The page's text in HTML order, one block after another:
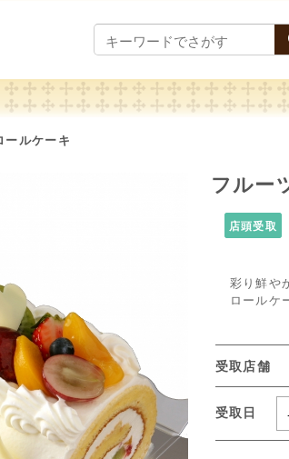
ールケーキ
フルー
店頭受取
彩り鮮や
ロールケ
受取店舗
受取日